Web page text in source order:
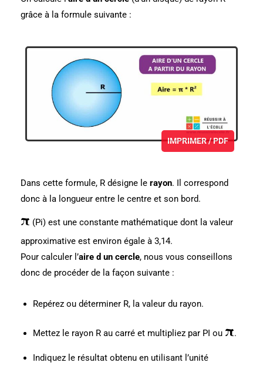
grâce à la formule suivante :
IMPRIMER / PDF
Dans cette formule, R désigne le rayon. Il correspond
donc à la longueur entre le centre et son bord.
π (Pi) est une constante mathématique dont la valeur
approximative est environ égale à 3,14.
Pour calculer l’aire d un cercle, nous vous conseillons
donc de procéder de la façon suivante :
Repérez ou déterminer R, la valeur du rayon.
Mettez le rayon R au carré et multipliez par PI ou π.
Indiquez le résultat obtenu en utilisant l’unité